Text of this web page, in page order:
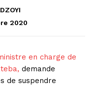
2020
en charge de
demande
de suspendre